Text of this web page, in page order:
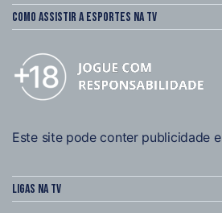
Como assistir a esportes na TV
Este site pode conter publicidade
Ligas na TV